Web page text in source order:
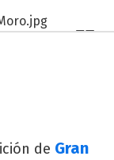
de Gran